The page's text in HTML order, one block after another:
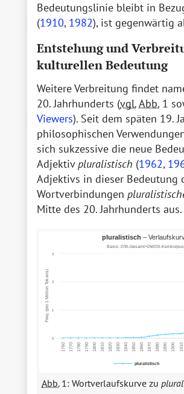
Bedeutungslinie bleibt in
(1910, 1982), ist gegenwärtig
Entstehung und
kulturellen Bedeutung
Weitere Verbreitung findet
20. Jahrhunderts (vgl.Abb. 1
Viewers). Seit dem späten 19.
philosophischen
sich sukzessive die neue
Adjektivpluralistisch (1962,
Adjektivs in dieser Bedeutung
Wortverbindungen
Mitte des 20. Jahrhunderts aus.
Abb.1: Wortverlaufskurve zu